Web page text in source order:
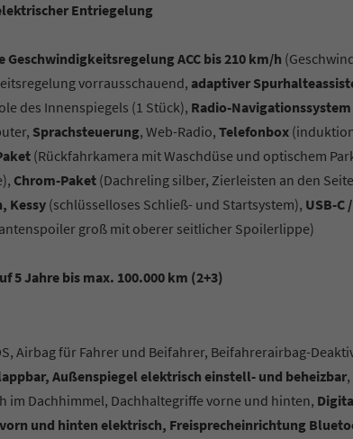
Entriegelung
Geschwindigkeitsregelung ACC bis 210 km/h
vorrausschauend, adaptiver
des Innenspiegels (1 Stück), Radio-
Sprachsteuerung, Web-Radio, Telefonbox
(Rückfahrkamera mit Waschdüse und optischem
Chrom-Paket (Dachreling silber, Zierleisten an den
Kessy(schlüsselloses Schließ- und Startsystem), USB-C
groß mit oberer seitlicher Spoilerlippe)
5 Jahre bis max. 100.000 km (2+3)
Airbag für Fahrer und Beifahrer, Beifahrerairbag-
Außenspiegel elektrisch einstell- und beheizbar
im Dachhimmel, Dachhaltegriffe vorne und hinten,
und hinten elektrisch, Freisprecheinrichtung